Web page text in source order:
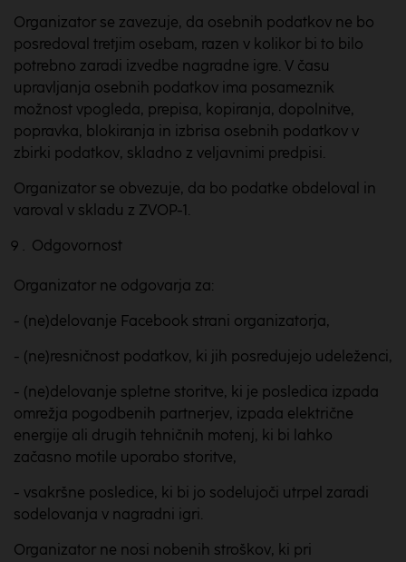
Organizator se zavezuje, da osebnih podatkov ne bo
posredoval tretjim osebam, razen v kolikor bi to bilo
potrebno zaradi izvedbe nagradne igre. V času
upravljanja osebnih podatkov ima posameznik
možnost vpogleda, prepisa, kopiranja, dopolnitve,
popravka, blokiranja in izbrisa osebnih podatkov v
zbirki podatkov, skladno z veljavnimi predpisi.
Organizator se obvezuje, da bo podatke obdeloval in
varoval v skladu z ZVOP-1.
Odgovornost
Organizator ne odgovarja za:
- (ne)delovanje Facebook strani organizatorja,
- (ne)resničnost podatkov, ki jih posredujejo udeleženci,
- (ne)delovanje spletne storitve, ki je posledica izpada
omrežja pogodbenih partnerjev, izpada električne
energije ali drugih tehničnih motenj, ki bi lahko
začasno motile uporabo storitve,
- vsakršne posledice, ki bi jo sodelujoči utrpel zaradi
sodelovanja v nagradni igri.
Organizator ne nosi nobenih stroškov, ki pri